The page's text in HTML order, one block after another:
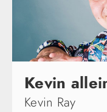
Kevin
Kevin Ray